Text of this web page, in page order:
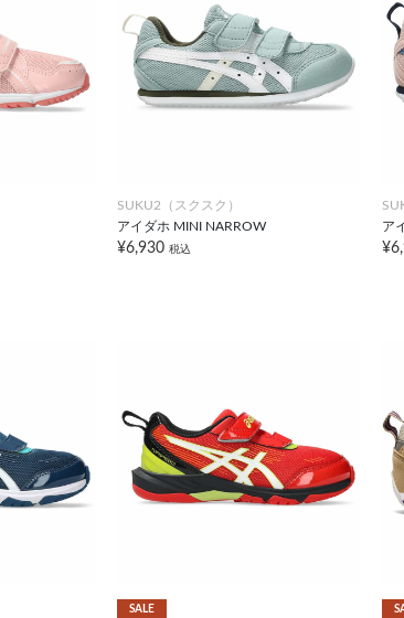
SUKU2（スクスク）
アイダホ MINI NARROW
¥6,930 税込
ア
SALE